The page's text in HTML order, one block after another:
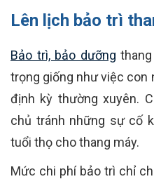
Lên lịch bảo trì
Bảo trì, bảo dưỡng
trọng giống như việc con
định kỳ thường xuyên.
chủ tránh những sự cố
tuổi thọ cho thang máy.
Mức chi phí bảo trì chỉ